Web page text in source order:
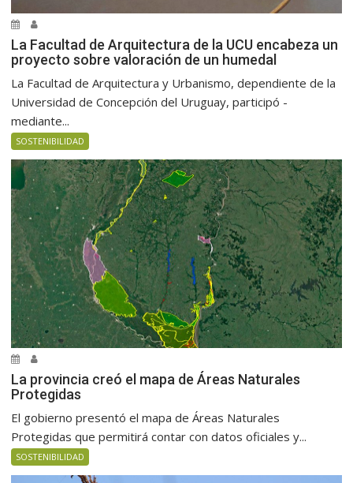
La Facultad de Arquitectura de la UCU encabeza un
proyecto sobre valoración de un humedal
La Facultad de Arquitectura y Urbanismo, dependiente de la
Universidad de Concepción del Uruguay, participó -
mediante...
SOSTENIBILIDAD
La provincia creó el mapa de Áreas Naturales
Protegidas
El gobierno presentó el mapa de Áreas Naturales
Protegidas que permitirá contar con datos oficiales y...
SOSTENIBILIDAD